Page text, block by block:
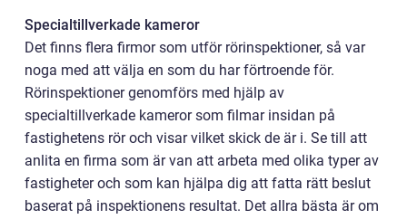
Specialtillverkade kameror
Det finns flera firmor som utför rörinspektioner, så var
noga med att välja en som du har förtroende för.
Rörinspektioner genomförs med hjälp av
specialtillverkade kameror som filmar insidan på
fastighetens rör och visar vilket skick de är i. Se till att
anlita en firma som är van att arbeta med olika typer av
fastigheter och som kan hjälpa dig att fatta rätt beslut
baserat på inspektionens resultat. Det allra bästa är om